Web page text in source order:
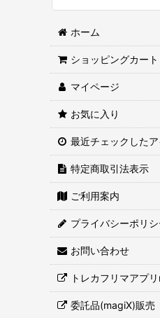
ホーム
ショッピングカート
マイページ
お気に入り
最近チェックした
特定商取引法表示
ご利用案内
プライバシーポリシ
お問い合わせ
トレカフリマアプ
委託品(magiX)販売